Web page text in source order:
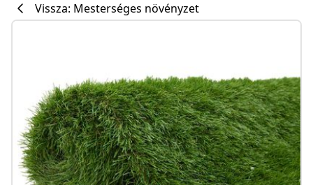
Vissza: Mesterséges növényzet